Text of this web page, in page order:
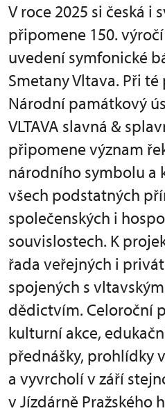
V roce 2025 si česká i
připomene 150.
uvedení symfonické
Smetany Vltava. Při
Národní památkový
VLTAVA slavná &
připomene význam
národního symbolu a
všech podstatných
společenských i
souvislostech. K
řada veřejných i
spojených s
dědictvím. Celoroční
kulturní akce,
přednášky, prohlídky
a vyvrcholí v září
v Jízdárně Pražského